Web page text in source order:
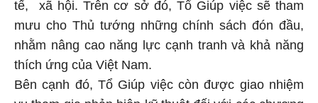
tế, xã hội. Trên cơ sở đó, Tổ Giúp việc sẽ tham
mưu cho Thủ tướng những chính sách đón đầu,
nhằm nâng cao năng lực cạnh tranh và khả năng
thích ứng của Việt Nam.
Bên cạnh đó, Tổ Giúp việc còn được giao nhiệm